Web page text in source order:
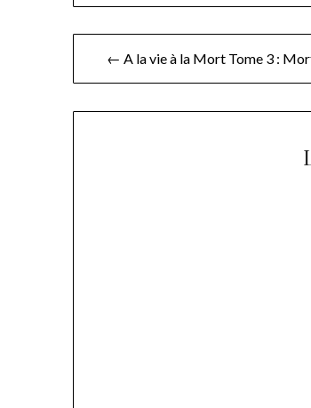
Navigation
de
l’article
← A la vie à la Mort Tome 3 :